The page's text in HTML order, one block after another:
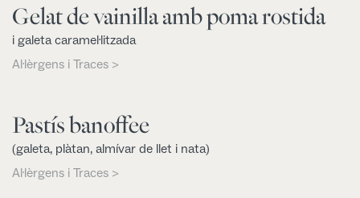
Gelat de vainilla amb poma rostida
i galeta caramel·litzada
Al·lèrgens i Traces >
Pastís banoffee
(galeta, plàtan, almívar de llet i nata)
Al·lèrgens i Traces >